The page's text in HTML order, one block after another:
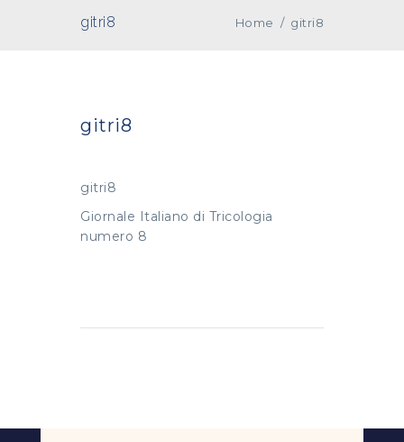
gitri8 Home / gitri8
gitri8
gitri8
Giornale Italiano di Tricologia
numero 8